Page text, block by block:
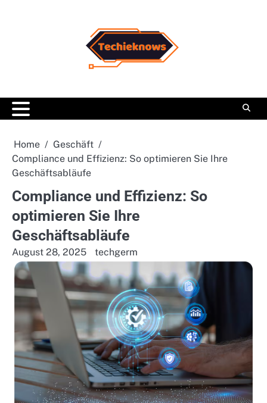
Home
Geschäft
Compliance und Effizienz: So optimieren Sie Ihre
Geschäftsabläufe
Compliance und Effizienz: So
optimieren Sie Ihre
Geschäftsabläufe
August 28, 2025 techgerm